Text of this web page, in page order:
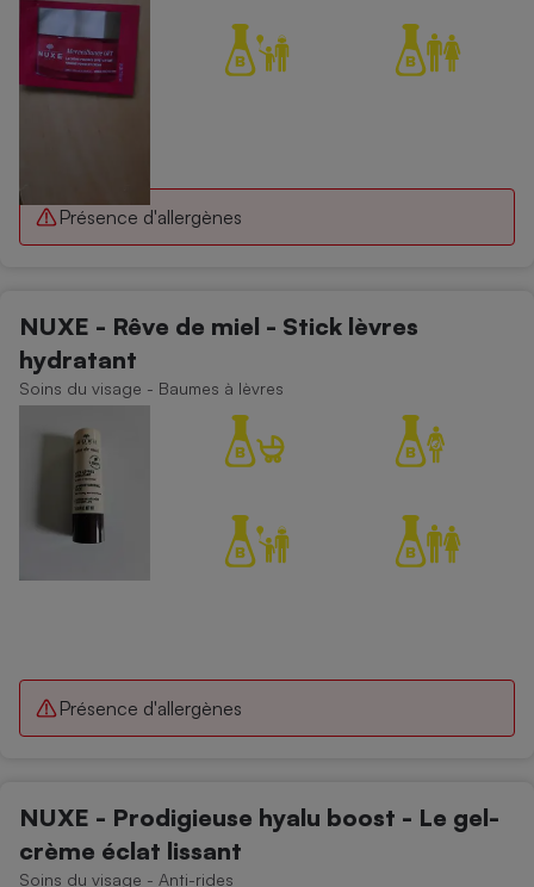
Présence d'allergènes
NUXE - Rêve de miel - Stick lèvres
hydratant
Soins du visage - Baumes à lèvres
Présence d'allergènes
NUXE - Prodigieuse hyalu boost - Le gel-
crème éclat lissant
Soins du visage - Anti-rides